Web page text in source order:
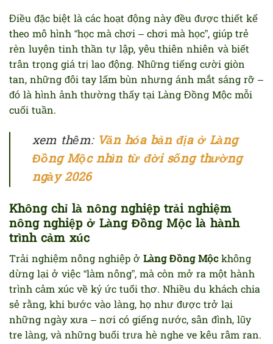
Điều đặc biệt là các hoạt động này đều được thiết kế
theo mô hình “học mà chơi – chơi mà học”, giúp trẻ
rèn luyện tinh thần tự lập, yêu thiên nhiên và biết
trân trọng giá trị lao động. Những tiếng cười giòn
tan, những đôi tay lấm bùn nhưng ánh mắt sáng rỡ –
đó là hình ảnh thường thấy tại Làng Đồng Mộc mỗi
cuối tuần.
xem thêm: Văn hóa bản địa ở Làng
Đồng Mộc nhìn từ đời sống thường
ngày 2026
Không chỉ là nông nghiệp trải nghiệm
nông nghiệp ở Làng Đồng Mộc là hành
trình cảm xúc
Trải nghiệm nông nghiệp ở Làng Đồng Mộckhông
dừng lại ở việc “làm nông”, mà còn mở ra một hành
trình cảm xúc về ký ức tuổi thơ. Nhiều du khách chia
sẻ rằng, khi bước vào làng, họ như được trở lại
những ngày xưa – nơi có giếng nước, sân đình, lũy
tre làng, và những buổi trưa hè nghe ve kêu râm ran.